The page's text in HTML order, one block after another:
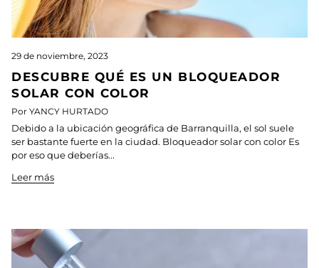
29 de noviembre, 2023
DESCUBRE QUÉ ES UN BLOQUEADOR
SOLAR CON COLOR
Por YANCY HURTADO
Debido a la ubicación geográfica de Barranquilla, el sol suele
ser bastante fuerte en la ciudad. Bloqueador solar con color Es
por eso que deberías...
Leer más